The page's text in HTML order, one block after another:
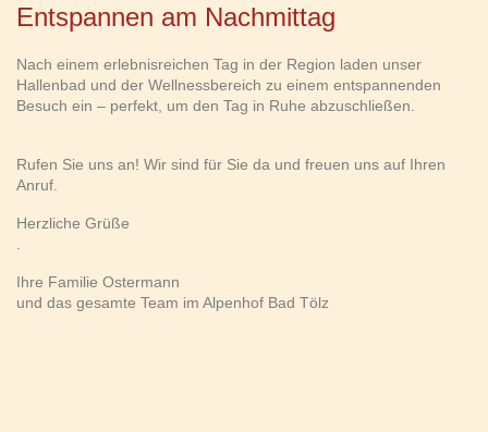
Entspannen am Nachmittag
Nach einem erlebnisreichen Tag in der Region laden unser
Hallenbad und der Wellnessbereich zu einem entspannenden
Besuch ein – perfekt, um den Tag in Ruhe abzuschließen.
Rufen Sie uns an! Wir sind für Sie da und freuen uns auf Ihren
Anruf.
Herzliche Grüße
Ihre Familie Ostermann
und das gesamte Team im Alpenhof Bad Tölz